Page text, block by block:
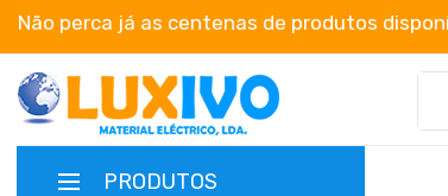
Não perca já as centenas de produtos
PRODUTOS